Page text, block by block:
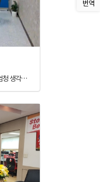
광교에 입성하신 매수자님. 자녀 교육도 엄청 생각하시는 매수자님! 매도자님은 많이 아쉬워하심 ^^
번역